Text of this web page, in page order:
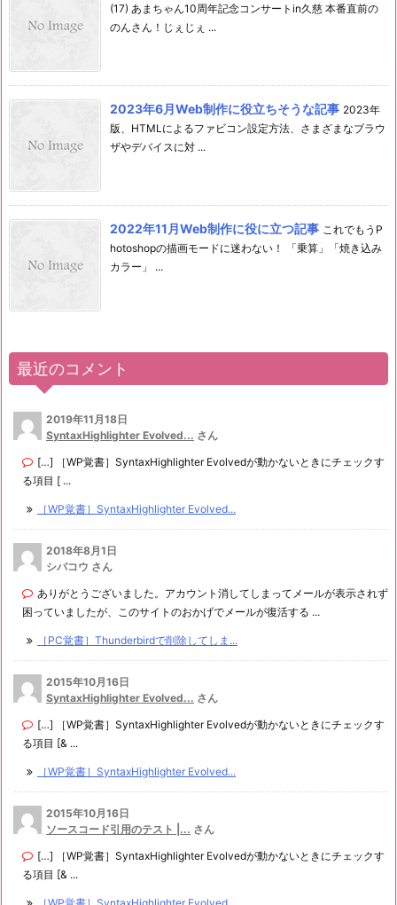
(17) あまちゃん10周年記念コンサートin久慈 本番直前の
のんさん！じぇじぇ ...
2023年6月Web制作に役立ちそうな記事 2023年
版、HTMLによるファビコン設定方法、さまざまなブラウ
ザやデバイスに対 ...
2022年11月Web制作に役に立つ記事 これでもうP
hotoshopの描画モードに迷わない！ 「乗算」「焼き込み
カラー」 ...
最近のコメント
2019年11月18日
SyntaxHighlighter Evolved... さん
[…] ［WP覚書］SyntaxHighlighter Evolvedが動かないときにチェックす
る項目 [ ...
［WP覚書］SyntaxHighlighter Evolved...
2018年8月1日
シバコウ さん
ありがとうございました。アカウント消してしまってメールが表示されず
困っていましたが、このサイトのおかげでメールが復活する ...
［PC覚書］Thunderbirdで削除してしま...
2015年10月16日
SyntaxHighlighter Evolved... さん
[…] ［WP覚書］SyntaxHighlighter Evolvedが動かないときにチェックす
る項目 [& ...
［WP覚書］SyntaxHighlighter Evolved...
2015年10月16日
ソースコード引用のテスト |... さん
[…] ［WP覚書］SyntaxHighlighter Evolvedが動かないときにチェックす
る項目 [& ...